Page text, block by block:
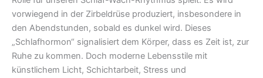
vorwiegend in der Zirbeldrüse produziert, insbesondere in
den Abendstunden, sobald es dunkel wird. Dieses
„Schlafhormon“ signalisiert dem Körper, dass es Zeit ist, zur
Ruhe zu kommen. Doch moderne Lebensstile mit
künstlichem Licht, Schichtarbeit, Stress und